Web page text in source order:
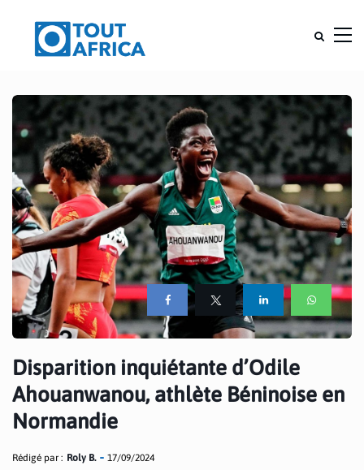
Disparition inquiétante d’Odile
Ahouanwanou, athlète Béninoise en
Normandie
Rédigé par : Roly B. 17/09/2024